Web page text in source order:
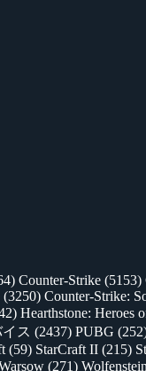
Counter-Strike (5153)
(3250) Counter-Strike:
Hearthstone: Heroes
ス (2437) PUBG
(59) StarCraft II (215)
(271)